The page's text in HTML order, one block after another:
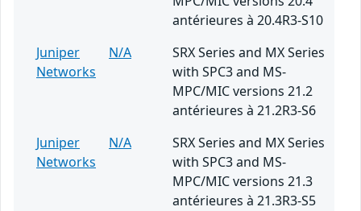
antérieures à 20.4R3-S10
Juniper
Networks
N/A
SRX Series and MX Series
with SPC3 and MS-
MPC/MIC versions 21.2
antérieures à 21.2R3-S6
Juniper
Networks
N/A
SRX Series and MX Series
with SPC3 and MS-
MPC/MIC versions 21.3
antérieures à 21.3R3-S5